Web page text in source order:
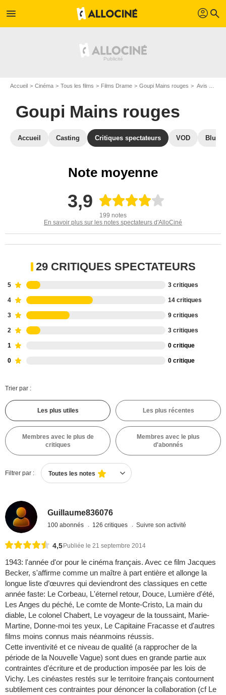
menu profil search
Accueil Cinéma Tous les films Films Drame Goupi Mains rouges Avis sur Goupi Mains rouges
Goupi Mains rouges
Accueil Casting Critiques spectateurs VOD Blu-
Note moyenne
3,9
199 notes
En savoir plus sur les notes spectateurs d'AlloCiné
29 CRITIQUES SPECTATEURS
5 3 critiques
4 14 critiques
3 9 critiques
2 3 critiques
1 0 critique
0 0 critique
Trier par :
Les plus utiles Les plus récentes
Membres avec le plus de
critiques
Membres avec le plus
d'abonnés
Filtrer par : Toutes les notes
Guillaume836076
100 abonnés 126 critiques Suivre son activité
4,5 Publiée le 21 septembre 2014
1943: l'année d'or pour le cinéma français. Avec ce film Jacques
Becker, s'affirme comme un maître à part entière et allonge la
longue liste d’œuvres qui deviendront des classiques en cette
année faste: Le Corbeau, L'éternel retour, Douce, Lumière d'été,
Les Anges du péché, Le comte de Monte-Cristo, La main du
diable, Le colonel Chabert, Le voyageur de la toussaint, Marie-
Martine, Donne-moi tes yeux, Le Capitaine Fracasse et d'autres
films moins connus mais néanmoins réussis.
Cette inventivité et ce niveau de qualité (a rapprocher de la
période de la Nouvelle Vague) sont dues en grande partie aux
contraintes d'écriture et de production imposée par les lois de
Vichy. Les cinéastes restés sur le territoire français contournent
subtilement ces contraintes pour dénoncer la collaboration (cf Le